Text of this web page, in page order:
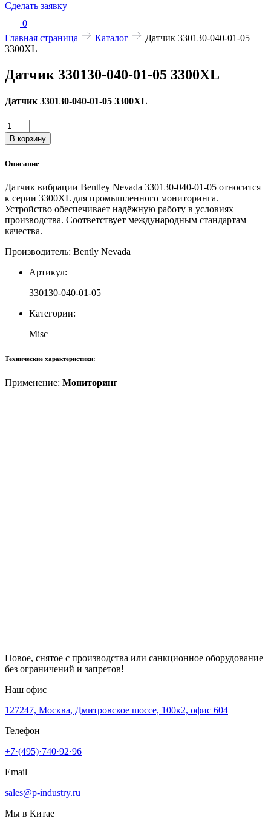
Сделать заявку
0
Главная страница
Каталог
Датчик 330130-040-01-05
3300XL
Датчик 330130-040-01-05 3300XL
Датчик 330130-040-01-05 3300XL
Количество
товара
Датчик
040-
05
3300XL
В корзину
Описание
Датчик вибрации Bentley Nevada 330130-040-01-05 относится
к серии 3300XL для промышленного мониторинга.
Устройство обеспечивает надёжную работу в условиях
производства. Соответствует международным стандартам
качества.
Производитель: Bently Nevada
Артикул:
330130-040-01-05
Категории:
Misc
Технические характеристики:
Применение: Мониторинг
Новое, снятое с производства или санкционное оборудование
без ограничений и запретов!
Наш офис
127247, Москва, Дмитровское шоссе, 100к2, офис 604
Телефон
+7·(495)·740·92·96
Email
sales@p-industry.ru
Мы в Китае